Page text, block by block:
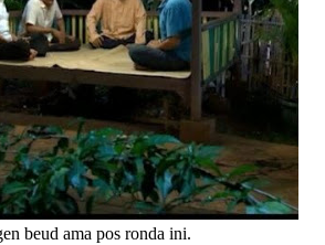
beud ama pos ronda ini.